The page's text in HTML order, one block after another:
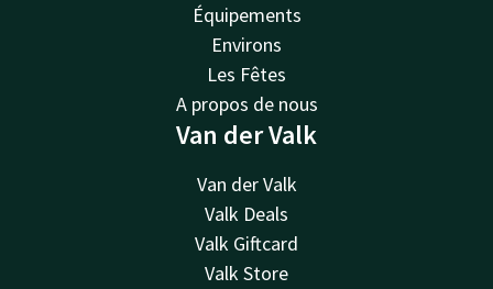
Équipements
Environs
Les Fêtes
A propos de nous
Van der Valk
Van der Valk
Valk Deals
Valk Giftcard
Valk Store